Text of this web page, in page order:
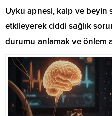
Uyku apnesi, kalp ve beyin
etkileyerek ciddi sağlık
durumu anlamak ve önlem